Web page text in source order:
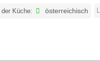
Küche: österreichisch